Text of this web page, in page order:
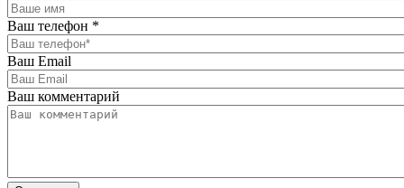
Ваш телефон *
Ваш Email
Ваш комментарий